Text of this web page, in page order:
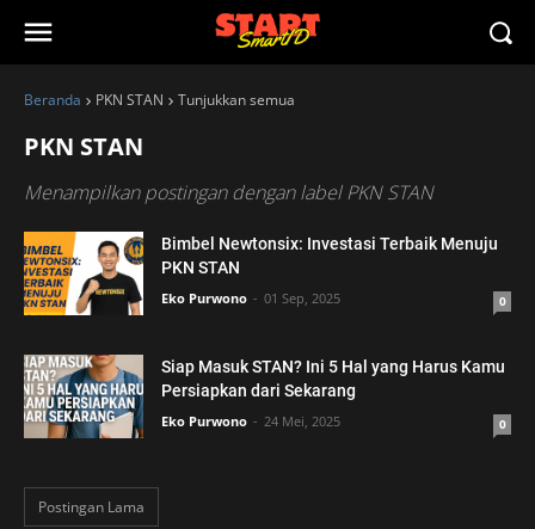
Beranda PKN STAN Tunjukkan semua
PKN STAN
Menampilkan postingan dengan labelPKN STAN
Bimbel Newtonsix: Investasi Terbaik Menuju
PKN STAN
Eko Purwono 01 Sep, 2025 0
Siap Masuk STAN? Ini 5 Hal yang Harus Kamu
Persiapkan dari Sekarang
Eko Purwono 24 Mei, 2025 0
Postingan Lama